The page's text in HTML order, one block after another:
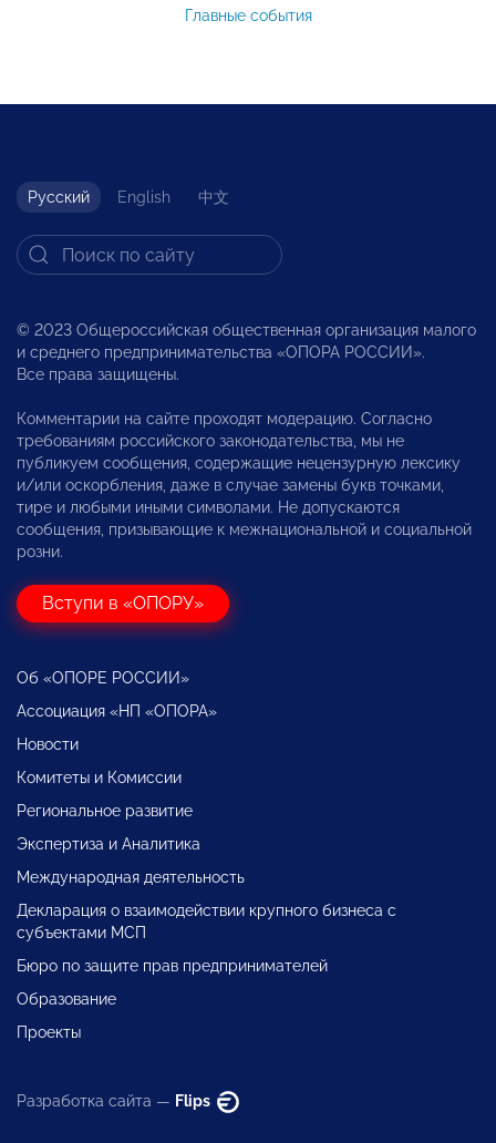
Главные события
Русский English 中文
© 2023 Общероссийская общественная организация малого
и среднего предпринимательства «ОПОРА РОССИИ».
Все права защищены.
Комментарии на сайте проходят модерацию. Согласно
требованиям российского законодательства, мы не
публикуем сообщения, содержащие нецензурную лексику
и/или оскорбления, даже в случае замены букв точками,
тире и любыми иными символами. Не допускаются
сообщения, призывающие к межнациональной и социальной
розни.
Вступи в «ОПОРУ»
Об «ОПОРЕ РОССИИ»
Ассоциация «НП «ОПОРА»
Новости
Комитеты и Комиссии
Региональное развитие
Экспертиза и Аналитика
Международная деятельность
Декларация о взаимодействии крупного бизнеса с
субъектами МСП
Бюро по защите прав предпринимателей
Образование
Проекты
Разработка сайта — Flips